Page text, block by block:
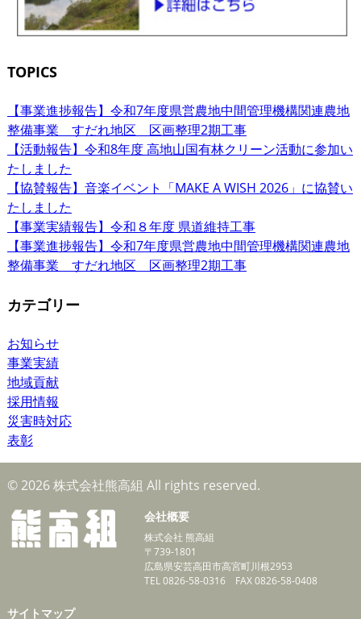
TOPICS
【事業進捗報告】令和7年度県営農地中間管理機構関連農地
整備事業 すだれ地区 区画整理2期工事
【活動報告】令和8年度 高地山国有林クリーン活動に参加い
たしました
【協賛報告】音楽イベント「MAKE A WISH 2026」に協賛い
たしました
【事業実績報告】令和８年度 県道維持工事
【事業進捗報告】令和7年度県営農地中間管理機構関連農地
整備事業 すだれ地区 区画整理2期工事
カテゴリー
お知らせ
事業実績
地域貢献
採用情報
災害時対応
表彰
© 2026 株式会社熊高組 All rights reserved.
会社概要
株式会社 熊高組
〒739-1801
広島県安芸高田市高宮町川根2953
TEL 0826-58-0316 FAX 0826-58-0408
サイトマップ